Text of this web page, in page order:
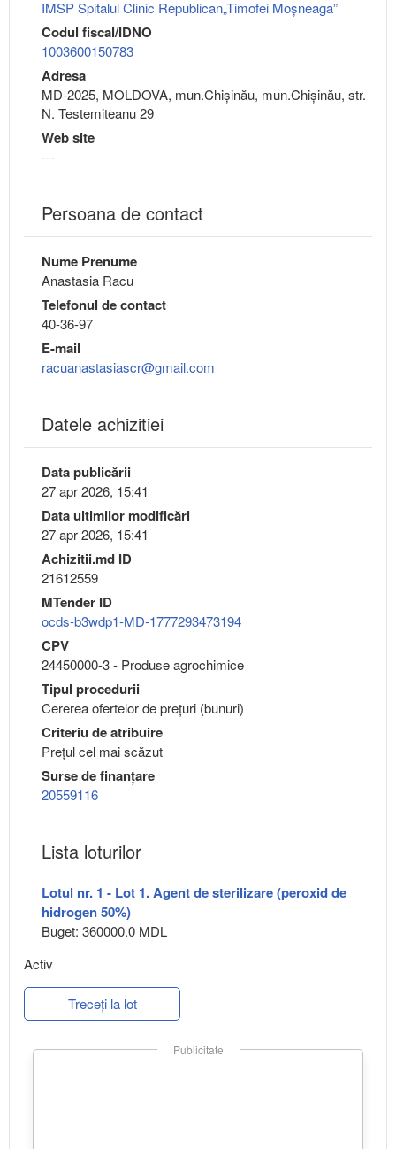
IMSP Spitalul Clinic Republican„Timofei Moșneaga”
Codul fiscal/IDNO
1003600150783
Adresa
MD-2025, MOLDOVA, mun.Chişinău, mun.Chişinău, str.
N. Testemiteanu 29
Web site
---
Persoana de contact
Nume Prenume
Anastasia Racu
Telefonul de contact
40-36-97
E-mail
racuanastasiascr@gmail.com
Datele achizitiei
Data publicării
27 apr 2026, 15:41
Data ultimilor modificări
27 apr 2026, 15:41
Achizitii.md ID
21612559
MTender ID
ocds-b3wdp1-MD-1777293473194
CPV
24450000-3 - Produse agrochimice
Tipul procedurii
Cererea ofertelor de prețuri (bunuri)
Criteriu de atribuire
Preţul cel mai scăzut
Surse de finanțare
20559116
Lista loturilor
Lotul nr. 1 - Lot 1. Agent de sterilizare (peroxid de
hidrogen 50%)
Buget: 360000.0 MDL
Activ
Treceți la lot
Publicitate